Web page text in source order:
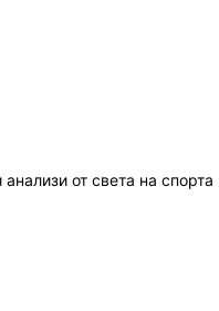
от света на спорта